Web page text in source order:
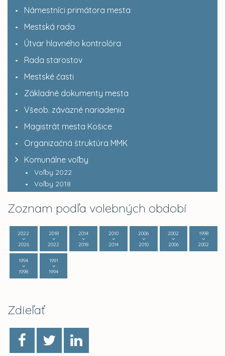
Námestníci primátora mesta
Mestská rada
Útvar hlavného kontrolóra
Rada starostov
Mestské časti
Základné dokumenty mesta
Všeob. záväzné nariadenia
Magistrát mesta Košice
Organizačná štruktúra MMK
Komunálne voľby
Voľby 2022
Voľby 2018
Zoznam podľa volebných období
2022
2026
2018
2022
2014
2018
2010
2014
2006
2010
2002
2006
1998
2002
1994
1998
1991
1994
Zdieľať